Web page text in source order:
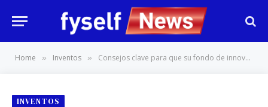
Home » Inventos » Consejos clave para que su fondo de innovación sea exitoso
INVENTOS